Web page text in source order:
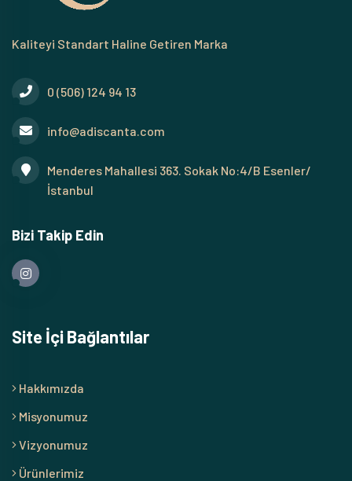
Kaliteyi Standart Haline Getiren Marka
0 (506) 124 94 13
info@adiscanta.com
Menderes Mahallesi 363. Sokak No:4/B Esenler/
İstanbul
Bizi Takip Edin
Site İçi Bağlantılar
Hakkımızda
Misyonumuz
Vizyonumuz
Ürünlerimiz